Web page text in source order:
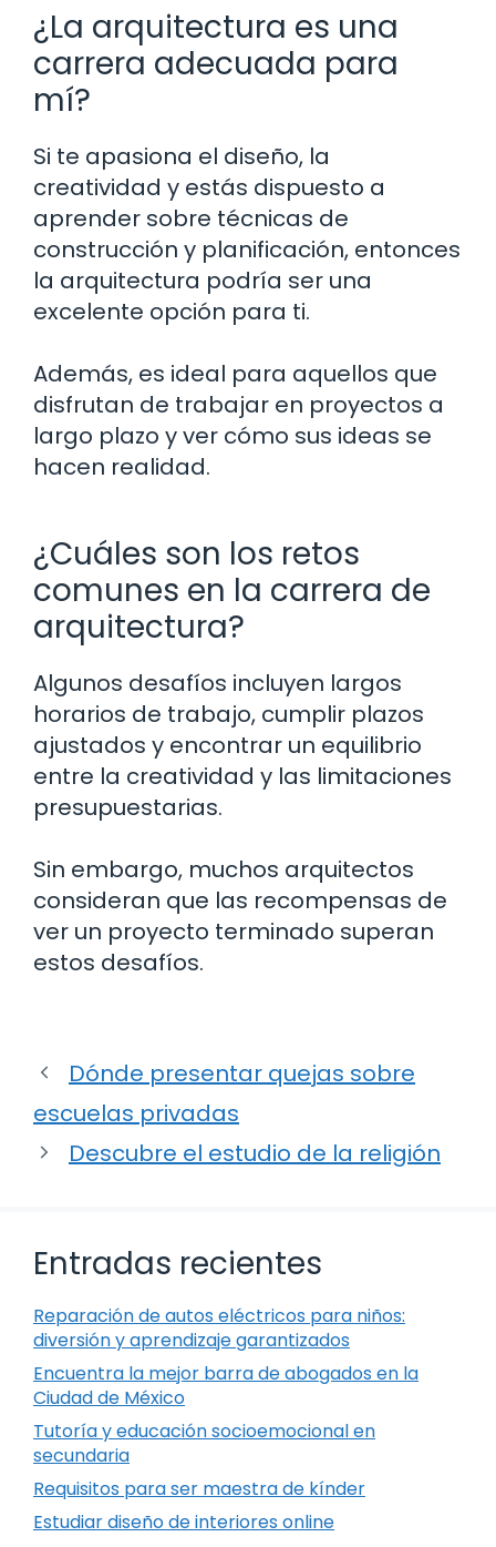
¿La arquitectura es una
carrera adecuada para
mí?
Si te apasiona el diseño, la
creatividad y estás dispuesto a
aprender sobre técnicas de
construcción y planificación, entonces
la arquitectura podría ser una
excelente opción para ti.
Además, es ideal para aquellos que
disfrutan de trabajar en proyectos a
largo plazo y ver cómo sus ideas se
hacen realidad.
¿Cuáles son los retos
comunes en la carrera de
arquitectura?
Algunos desafíos incluyen largos
horarios de trabajo, cumplir plazos
ajustados y encontrar un equilibrio
entre la creatividad y las limitaciones
presupuestarias.
Sin embargo, muchos arquitectos
consideran que las recompensas de
ver un proyecto terminado superan
estos desafíos.
Dónde presentar quejas sobre
escuelas privadas
Descubre el estudio de la religión
Entradas recientes
Reparación de autos eléctricos para niños:
diversión y aprendizaje garantizados
Encuentra la mejor barra de abogados en la
Ciudad de México
Tutoría y educación socioemocional en
secundaria
Requisitos para ser maestra de kínder
Estudiar diseño de interiores online